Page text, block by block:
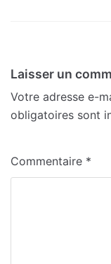
Laisser un
Votre adresse e-
obligatoires sont
Commentaire *